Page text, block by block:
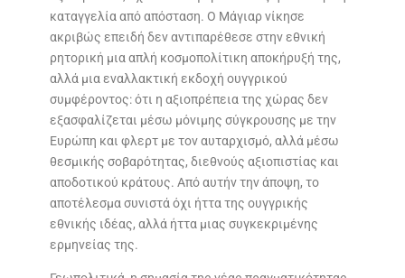
καταγγελία από απόσταση. Ο Μάγιαρ νίκησε
ακριβώς επειδή δεν αντιπαρέθεσε στην εθνική
ρητορική μια απλή κοσμοπολίτικη αποκήρυξή της,
αλλά μια εναλλακτική εκδοχή ουγγρικού
συμφέροντος: ότι η αξιοπρέπεια της χώρας δεν
εξασφαλίζεται μέσω μόνιμης σύγκρουσης με την
Ευρώπη και φλερτ με τον αυταρχισμό, αλλά μέσω
θεσμικής σοβαρότητας, διεθνούς αξιοπιστίας και
αποδοτικού κράτους. Από αυτήν την άποψη, το
αποτέλεσμα συνιστά όχι ήττα της ουγγρικής
εθνικής ιδέας, αλλά ήττα μιας συγκεκριμένης
ερμηνείας της.